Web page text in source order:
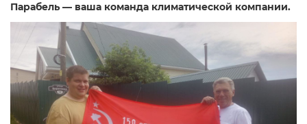
Парабель — ваша команда климатической компании.